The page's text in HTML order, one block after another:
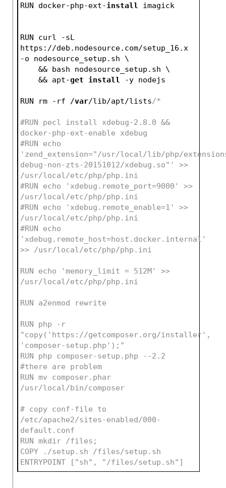
RUN docker-php-ext-install imagick
RUN curl -sL
https://deb.nodesource.com/setup_16.x
-o nodesource_setup.sh \
    && bash nodesource_setup.sh \
    && apt-
get install -y nodejs
RUN rm -rf /var/lib/apt/lists/*
#RUN pecl install xdebug-2.8.0 &&
docker-php-ext-enable xdebug
#RUN echo
'zend_extension="/usr/local/lib/php/
debug-non-zts-20151012/xdebug.so"' >>
/usr/local/etc/php/php.ini
#RUN echo 'xdebug.remote_port=9000' >>
/usr/local/etc/php/php.ini
#RUN echo 'xdebug.remote_enable=1' >>
/usr/local/etc/php/php.ini
#RUN echo
'xdebug.remote_host=host.docker.internal'
>> /usr/local/etc/php/php.ini
RUN echo 'memory_limit = 512M' >>
/usr/local/etc/php/php.ini
RUN a2enmod rewrite
RUN php -r
"copy('https://getcomposer.org/installer',
'composer-setup.php');"
RUN php composer-setup.php --2.2
#there are problem
RUN mv composer.phar
/usr/local/bin/composer
# copy conf-file to
/etc/apache2/sites-enabled/000-
default.conf
RUN mkdir /files;
COPY ./setup.sh /files/setup.sh
ENTRYPOINT ["sh", "/files/setup.sh"]